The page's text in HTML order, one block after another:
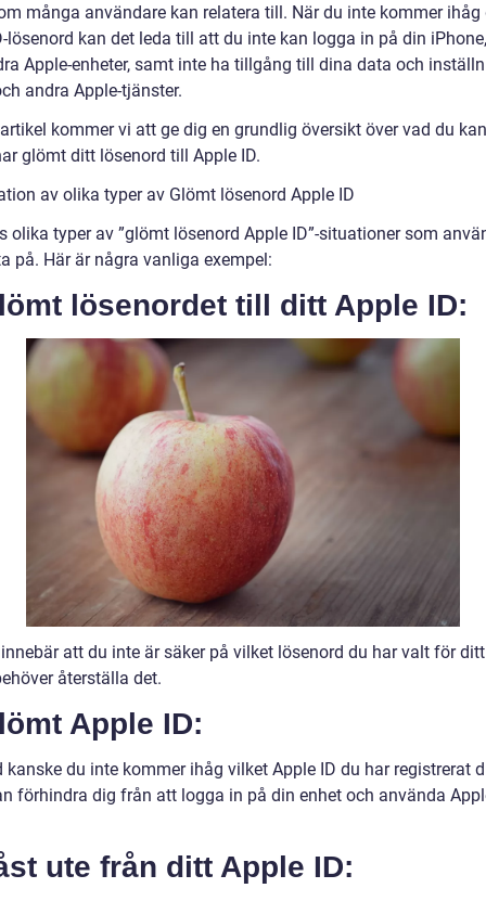
många användare kan relatera till. När du inte kommer ihåg
lösenord kan det leda till att du inte kan logga in på din
Apple-enheter, samt inte ha tillgång till dina data och
andra Apple-tjänster.
kommer vi att ge dig en grundlig översikt över vad du
glömt ditt lösenord till Apple ID.
av olika typer av Glömt lösenord Apple ID
olika typer av ”glömt lösenord Apple ID”-situationer som
på. Här är några vanliga exempel:
lösenordet till ditt Apple ID:
att du inte är säker på vilket lösenord du har valt för
återställa det.
Apple ID:
kanske du inte kommer ihåg vilket Apple ID du har registrerat
förhindra dig från att logga in på din enhet och använda
ute från ditt Apple ID: